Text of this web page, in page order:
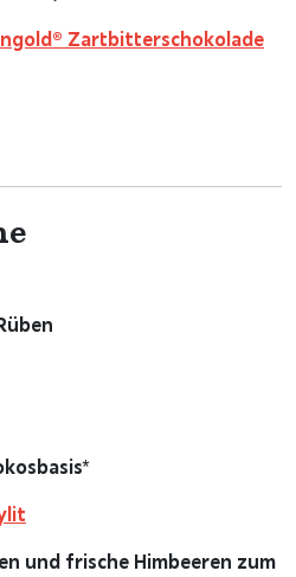
Zartbitterschokolade
und frische Himbeeren zum